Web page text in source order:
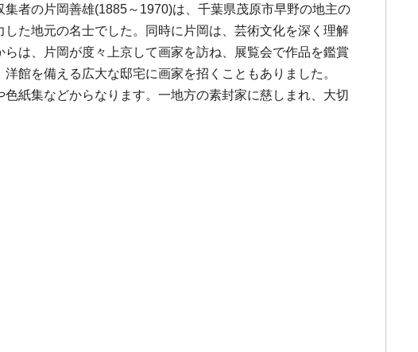
者の片岡善雄(1885～1970)は、千葉県茂原市早野の地主の
た地元の名士でした。同時に片岡は、芸術文化を深く理解
は、片岡が度々上京して画家を訪ね、展覧会で作品を鑑賞
館を備える広大な邸宅に画家を招くこともありました。
紙集などからなります。一地方の素封家に慈しまれ、大切